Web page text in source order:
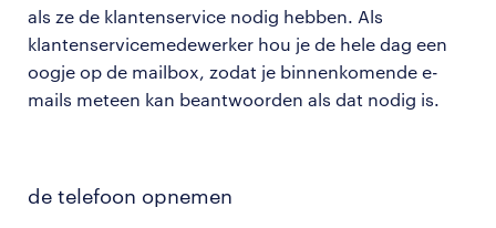
als ze de klantenservice nodig hebben. Als
klantenservicemedewerker hou je de hele dag een
oogje op de mailbox, zodat je binnenkomende e-
mails meteen kan beantwoorden als dat nodig is.
de telefoon opnemen